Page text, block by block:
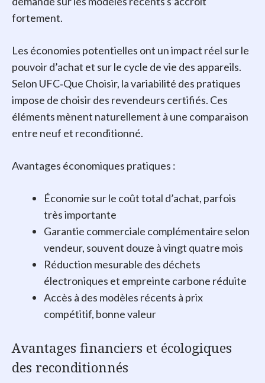
fortement.
Les économies potentielles ont un impact réel sur le
pouvoir d’achat et sur le cycle de vie des appareils.
Selon UFC‑Que Choisir, la variabilité des pratiques
impose de choisir des revendeurs certifiés. Ces
éléments mènent naturellement à une comparaison
entre neuf et reconditionné.
Avantages économiques pratiques :
Économie sur le coût total d’achat, parfois
très importante
Garantie commerciale complémentaire selon
vendeur, souvent douze à vingt quatre mois
Réduction mesurable des déchets
électroniques et empreinte carbone réduite
Accès à des modèles récents à prix
compétitif, bonne valeur
Avantages financiers et écologiques
des reconditionnés